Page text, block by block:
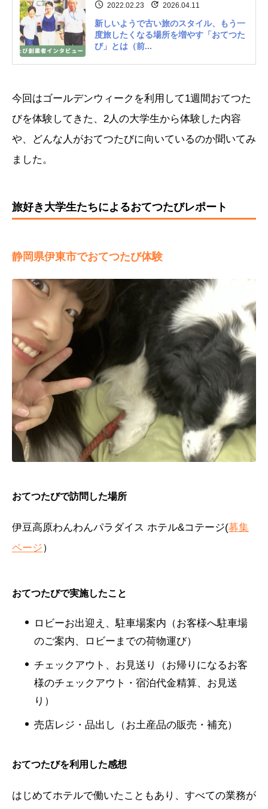
2022.02.23 2026.04.11
新しいようで古い旅のスタイル、もう一
度旅したくなる場所を増やす「おてつた
び」とは（前...
今回はゴールデンウィークを利用して1週間おてつた
びを体験してきた、2人の大学生から体験した内容
や、どんな人がおてつたびに向いているのか聞いてみ
ました。
旅好き大学生たちによるおてつたびレポート
静岡県伊東市でおてつたび体験
おてつたびで訪問した場所
伊豆高原わんわんパラダイス ホテル&コテージ(募集
ページ）
おてつたびで実施したこと
ロビーお出迎え、駐車場案内（お客様へ駐車場
のご案内、ロビーまでの荷物運び）
チェックアウト、お見送り（お帰りになるお客
様のチェックアウト・宿泊代金精算、お見送
り）
売店レジ・品出し（お土産品の販売・補充）
おてつたびを利用した感想
はじめてホテルで働いたこともあり、すべての業務が